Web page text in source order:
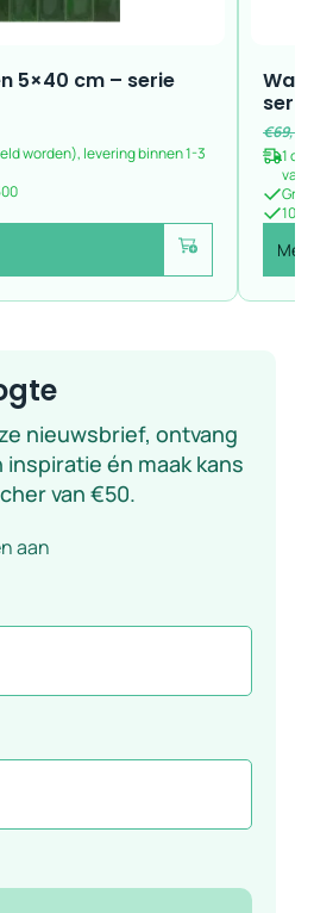
5×40 cm – serie
worden), levering binnen 1-3
Voeg toe
€69,94
1 op
nieuwsbrief, ontvang
én maak kans
van €50.
aan